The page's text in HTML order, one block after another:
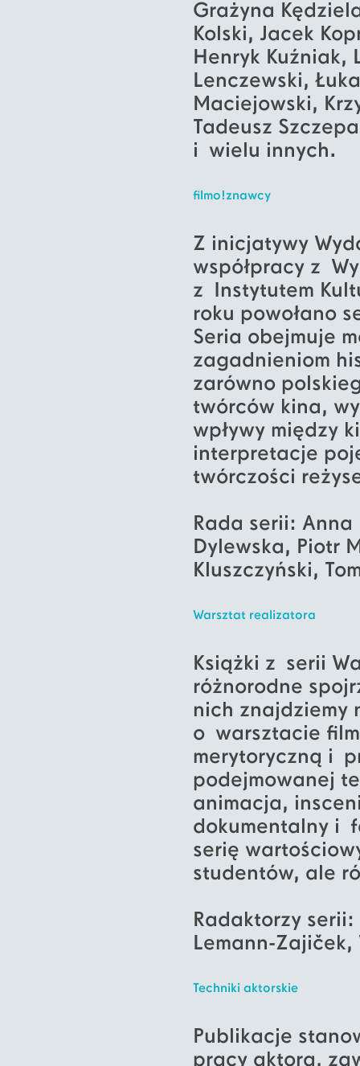
Grażyna
Kolski, Jacek
Henryk Kuźniak,
Lenczewski,
Maciejowski,
Tadeusz
i wielu innych.
filmo!znawcy
Z inicjatywy
współpracy z
z Instytutem
roku powołano
Seria obejmuje
zagadnieniom
zarówno
twórców kina,
wpływy między
interpretacje
twórczości
Rada serii:
Dylewska, Piotr
Kluszczyński,
Warsztat realizatora
Książki z serii
różnorodne
nich znajdziemy
o warsztacie
merytoryczną i
podejmowanej
animacja,
dokumentalny i
serię
studentów, ale
Radaktorzy
Lemann-
Techniki aktorskie
Publikacje
pracy aktora,